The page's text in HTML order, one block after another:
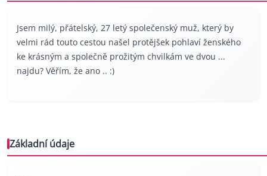
Jsem milý, přátelský, 27 letý společenský muž, který by
velmi rád touto cestou našel protějšek pohlaví ženského
ke krásným a společně prožitým chvilkám ve dvou ...
najdu? Věřím, že ano .. :)
Základní údaje